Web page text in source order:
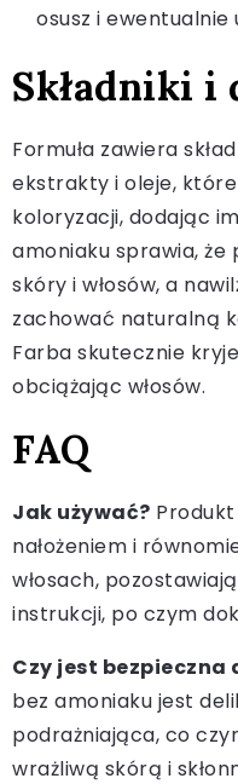
osusz i ewentualnie
Składniki i
Formuła zawiera
ekstrakty i oleje, które
koloryzacji, dodając
amoniaku sprawia, że
skóry i włosów, a
zachować naturalną
Farba skutecznie
obciążając włosów.
FAQ
Jak używać?
nałożeniem i
włosach,
instrukcji, po czym
Czy jest bezpieczna
bez amoniaku jest
podrażniająca, co
wrażliwą skórą i